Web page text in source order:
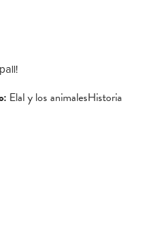
Elal y los animalesHistoria